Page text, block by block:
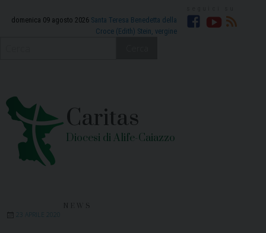
domenica 09 agosto 2026 Santa Teresa Benedetta della
Croce (Edith) Stein, vergine
Caritas
Diocesi di Alife-Caiazzo
23 APRILE 2020